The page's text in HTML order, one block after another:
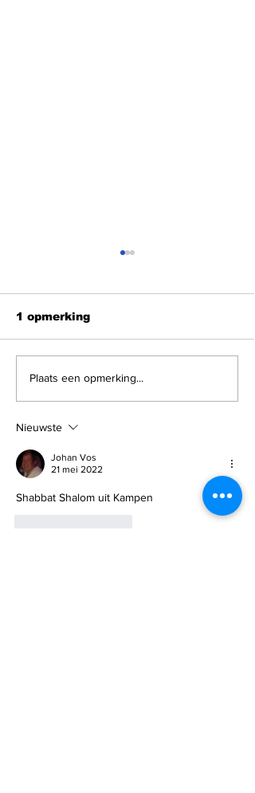
Shabbat Shalom
1 opmerking
Plaats een opmerking...
Nieuwste
Johan Vos
21 mei 2022
Shabbat Shalom uit Kampen